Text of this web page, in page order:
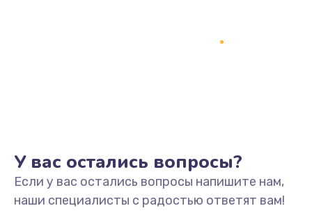
У вас остались вопросы?
Если у вас остались вопросы напишите нам,
наши специалисты с радостью ответят вам!